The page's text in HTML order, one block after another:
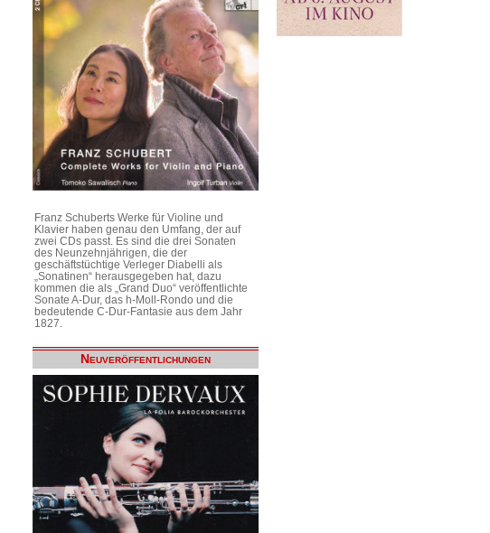
Franz Schuberts Werke für Violine und
Klavier haben genau den Umfang, der auf
zwei CDs passt. Es sind die drei Sonaten
des Neunzehnjährigen, die der
geschäftstüchtige Verleger Diabelli als
„Sonatinen“ herausgegeben hat, dazu
kommen die als „Grand Duo“ veröffentlichte
Sonate A-Dur, das h-Moll-Rondo und die
bedeutende C-Dur-Fantasie aus dem Jahr
1827.
Neuveröffentlichungen